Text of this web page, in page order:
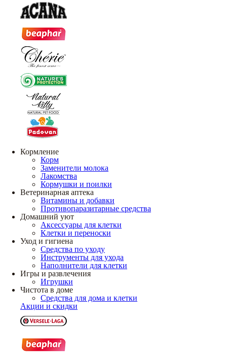
Кормление
Корм
Заменители молока
Лакомства
Кормушки и поилки
Ветеринарная аптека
Витамины и добавки
Противопаразитарные средства
Домашний уют
Аксессуары для клетки
Клетки и переноски
Уход и гигиена
Средства по уходу
Инструменты для ухода
Наполнители для клетки
Игры и развлечения
Игрушки
Чистота в доме
Средства для дома и клетки
Акции и скидки